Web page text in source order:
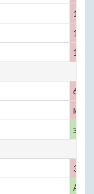
1885
1550
1550
6
330
АИ-